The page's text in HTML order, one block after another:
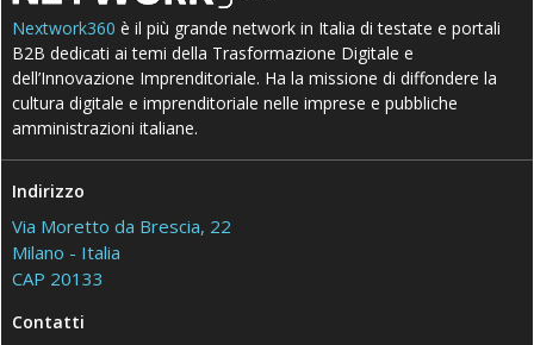
Nextwork360 è il più grande network in Italia di testate e portali
B2B dedicati ai temi della Trasformazione Digitale e
dell’Innovazione Imprenditoriale. Ha la missione di diffondere la
cultura digitale e imprenditoriale nelle imprese e pubbliche
amministrazioni italiane.
Indirizzo
Via Moretto da Brescia, 22
Milano - Italia
CAP 20133
Contatti